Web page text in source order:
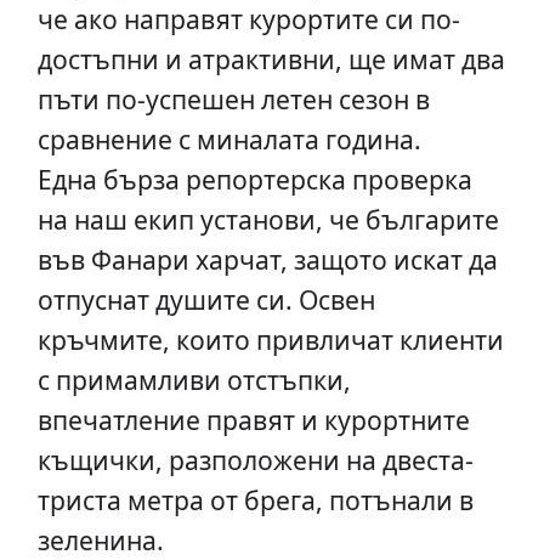
че ако направят курортите си по-
достъпни и атрактивни, ще имат два
пъти по-успешен летен сезон в
сравнение с миналата година.
Една бърза репортерска проверка
на наш екип установи, че българите
във Фанари харчат, защото искат да
отпуснат душите си. Освен
кръчмите, които привличат клиенти
с примамливи отстъпки,
впечатление правят и курортните
къщички, разположени на двеста-
триста метра от брега, потънали в
зеленина.